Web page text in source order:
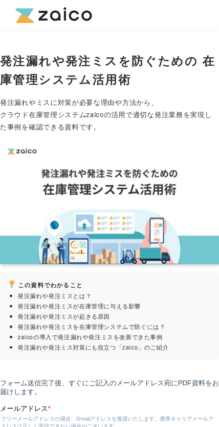
発注漏れや発注ミスを防ぐための 在
庫管理システム活用術
発注漏れやミスに対策が必要な理由や方法から、
クラウド在庫管理システムzaicoの活用で適切な発注業務を実現し
た事例を確認できる資料です。
この資料でわかること
発注漏れや発注ミスとは？
発注漏れや発注ミスが在庫管理に与える影響
発注漏れや発注ミスが起きる原因
発注漏れや発注ミスを在庫管理システムで防ぐには？
zaicoの導入で発注漏れや発注ミスを改善できた事例
発注漏れや発注ミス対策にも役立つ「zaico」のご紹介